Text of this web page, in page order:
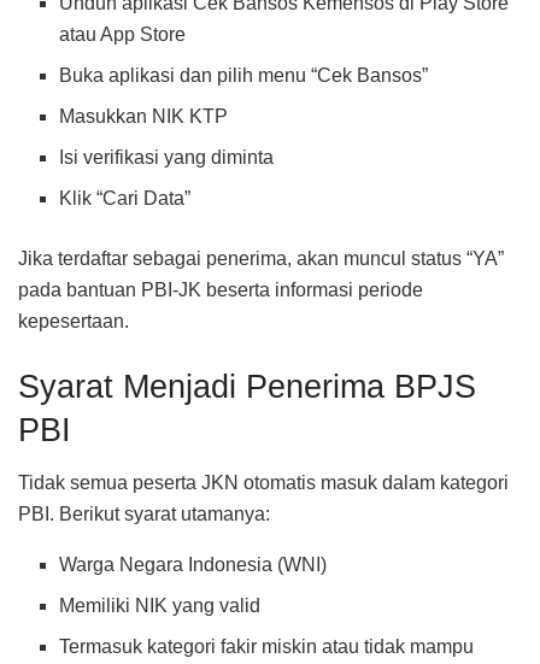
atau App Store
Buka aplikasi dan pilih menu “Cek Bansos”
Masukkan NIK KTP
Isi verifikasi yang diminta
Klik “Cari Data”
Jika terdaftar sebagai penerima, akan muncul status “YA”
pada bantuan PBI-JK beserta informasi periode
kepesertaan.
Syarat Menjadi Penerima BPJS
PBI
Tidak semua peserta JKN otomatis masuk dalam kategori
PBI. Berikut syarat utamanya:
Warga Negara Indonesia (WNI)
Memiliki NIK yang valid
Termasuk kategori fakir miskin atau tidak mampu